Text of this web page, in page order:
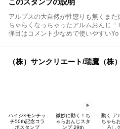
このスタンプの説明
アルプスの大自然が性懲りも無くまた
ちゃらくなっちゃったアルムおんじ
弾目はコメント少なめで使いやすいYo
（株）サンクリエート/瑞鷹（株
ハイジ×モンチッ
チ50th記念コラ
ボスタンプ
微妙に動く！ち
ゃらおんじスタ
ンプ 29th
動く ア
ちゃら
ろし